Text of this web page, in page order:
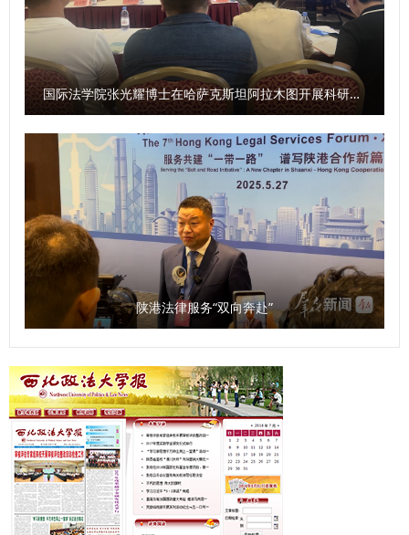
学生海外律所实习项目审批表》，填写后纸质版提交导师及学
院审核，填写相关意见、签名、盖党委印章 2.中英文个人简
历，包括个人基本信息、参加项目理由陈述、实习计划、学业
规划等 3.中英文在读证明 4.中英文成绩单（自本科阶段至报
名截止前） 5.外语水平证明复印件 6.护照首页复印或扫描件
（护照有效期需大于6个月） 7.最高学历学位证书复印件 8.2
寸白底近期证件照片 9.其他相关材料，如律师资格证书或其
他法律实习实践相关证明复印件等 五、申请流程 1.2025年9
月21日前，申请人将以上材料纸质版提交至国际交流与合作
处，电子版打包发送至邮箱1697066329@qq.com，邮件主
题“个人姓名+老挝律所实习项目”。 2.2025年10月1日前，学
校进行资格审查并确定初审合格学生名单。 3.2025年10月20
日前，律所审核初选人员材料，组织学生进行英语能力线上面
生按期办理签证等相关手续，完成校内派出手续并在规定日期
派出。 5.录取人员不得擅自放弃或退出项目，请申请人务必
提前做好学习安排。 六、项目咨询 联系人：梁老师 联系电
话：88182508 办公地址：长安校区校务楼B座417室 附件1.
华尊（老挝）律师事务所海外实习项目简章.pdf 附件2. 西北
政法大学学生海外律所实习项目审批表.doc 国际交流与合作处
2025年9月2日
备人才培养的应届本科、硕士毕业生出国攻读博士学位（包括
硕博连读），选派国别和区域问题研究相关专业的在读硕士研
究生、博士研究生出国进行联合培养。 本计划重点资助国别
和区域研究各相关专业，既支持针对同一对象国或地区不同学
科领域之间协调合作的研究，也支持针对同一学科背景但在不
同对象国或地区之间协调合作的研究。 三、资助内容 本计划
资助内容一般为一次往返国际旅费和资助期限内的奖学金。一
次往返国际旅费是指用于资助国家公派出国留学人员出国、结
束学业回国的交通费用（各一次）；奖学金是指用于资助符合
条件的国家公派出国留学人员，在国外学习期间的基本学习生
活费用，可用于支付生活费、注册费、医疗保险费、书籍资料
费、板凳费、签证延长费等。奖学金资助标准及方式按照国家
有关规定执行。本计划对攻读博士学位人员可提供学费资助，
对其他人员不提供学费资助。 四、选派类别 高级研究学者：
留学期限为3-6个月，年龄不超过60周岁；访问学者：留学期
限为3-12个月，年龄不超过50周岁；博士后：留学期限为6-
24个月，年龄不超过40周岁；赴国外攻读博士学位研究生：
留学期限为36-48个月，年龄不超过35周岁；联合培养博士研
究生：留学期限为6-24个月，年龄不超过35周岁；联合培养
硕士研究生：留学期限为3-12个月，年龄不超过35周岁。
五、申报程序 1. 2025年8月10日前，意向申报学院详阅本通
国际法学院张光耀博士在哈萨克斯坦阿拉木图开展科研与社会服务活动
陕港法律服务“双向奔赴”